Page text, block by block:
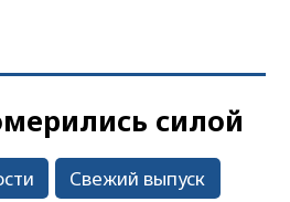
силой
Свежий выпуск